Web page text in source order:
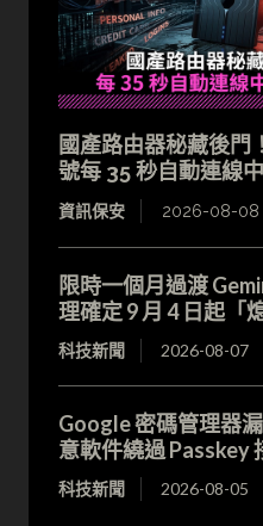
國產路由器秘藏後門
號每 35 秒自動連線
資訊保安 2026-08-08
限時一個月過渡
理確定 9 月 4 日起「
科技新聞 2026-08-07
Google 密碼管理器
意軟件繞過 Passkey
科技新聞 2026-08-05